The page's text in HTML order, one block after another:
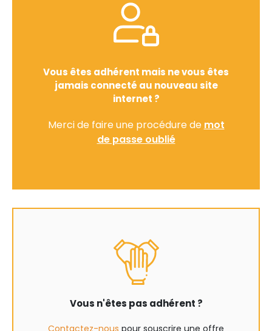
Vous êtes adhérent mais ne vous êtes
jamais connecté au nouveau site
internet ?
Merci de faire une procédure de mot
de passe oublié
Vous n'êtes pas adhérent ?
Contactez-nous pour souscrire une offre